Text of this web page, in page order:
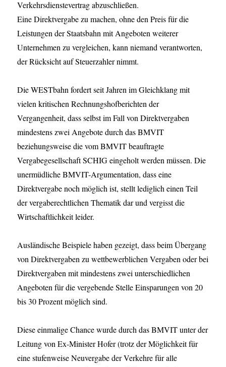
Verkehrsdienstevertrag abzuschließen.
Eine Direktvergabe zu machen, ohne den Preis für die
Leistungen der Staatsbahn mit Angeboten weiterer
Unternehmen zu vergleichen, kann niemand verantworten,
der Rücksicht auf Steuerzahler nimmt.
Die WESTbahn fordert seit Jahren im Gleichklang mit
vielen kritischen Rechnungshofberichten der
Vergangenheit, dass selbst im Fall von Direktvergaben
mindestens zwei Angebote durch das BMVIT
beziehungsweise die vom BMVIT beauftragte
Vergabegesellschaft SCHIG eingeholt werden müssen. Die
unermüdliche BMVIT-Argumentation, dass eine
Direktvergabe noch möglich ist, stellt lediglich einen Teil
der vergaberechtlichen Thematik dar und vergisst die
Wirtschaftlichkeit leider.
Ausländische Beispiele haben gezeigt, dass beim Übergang
von Direktvergaben zu wettbewerblichen Vergaben oder bei
Direktvergaben mit mindestens zwei unterschiedlichen
Angeboten für die vergebende Stelle Einsparungen von 20
bis 30 Prozent möglich sind.
Diese einmalige Chance wurde durch das BMVIT unter der
Leitung von Ex-Minister Hofer (trotz der Möglichkeit für
eine stufenweise Neuvergabe der Verkehre für alle